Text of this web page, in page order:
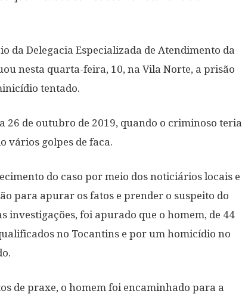
da Delegacia Especializada de Atendimento da
nesta quarta-feira, 10, na Vila Norte, a prisão
tentado.
26 de outubro de 2019, quando o criminoso teria
vários golpes de faca.
do caso por meio dos noticiários locais e
para apurar os fatos e prender o suspeito do
investigações, foi apurado que o homem, de 44
no Tocantins e por um homicídio no
de praxe, o homem foi encaminhado para a